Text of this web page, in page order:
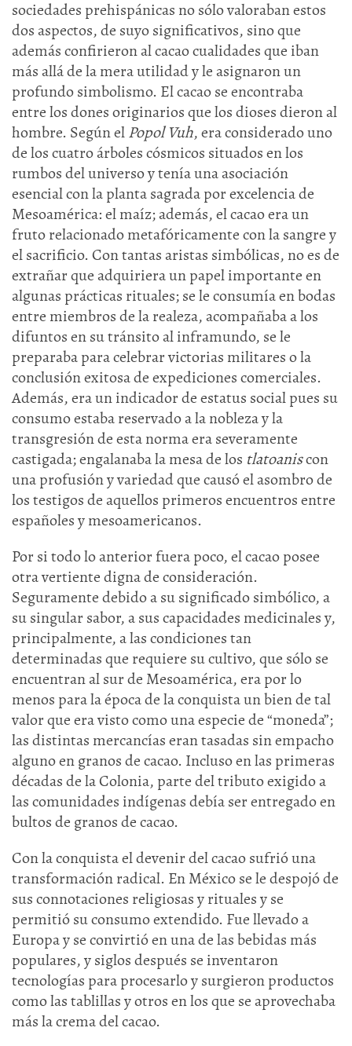
sociedades prehispánicas no sólo valoraban estos
dos aspectos, de suyo significativos, sino que
además confirieron al cacao cualidades que iban
más allá de la mera utilidad y le asignaron un
profundo simbolismo. El cacao se encontraba
entre los dones originarios que los dioses dieron al
hombre. Según elPopol Vuh, era considerado uno
de los cuatro árboles cósmicos situados en los
rumbos del universo y tenía una asociación
esencial con la planta sagrada por excelencia de
Mesoamérica: el maíz; además, el cacao era un
fruto relacionado metafóricamente con la sangre y
el sacrificio. Con tantas aristas simbólicas, no es de
extrañar que adquiriera un papel importante en
algunas prácticas rituales; se le consumía en bodas
entre miembros de la realeza, acompañaba a los
difuntos en su tránsito al inframundo, se le
preparaba para celebrar victorias militares o la
conclusión exitosa de expediciones comerciales.
Además, era un indicador de estatus social pues su
consumo estaba reservado a la nobleza y la
transgresión de esta norma era severamente
castigada; engalanaba la mesa de los tlatoaniscon
una profusión y variedad que causó el asombro de
los testigos de aquellos primeros encuentros entre
españoles y mesoamericanos.
Por si todo lo anterior fuera poco, el cacao posee
otra vertiente digna de consideración.
Seguramente debido a su significado simbólico, a
su singular sabor, a sus capacidades medicinales y,
principalmente, a las condiciones tan
determinadas que requiere su cultivo, que sólo se
encuentran al sur de Mesoamérica, era por lo
menos para la época de la conquista un bien de tal
valor que era visto como una especie de “moneda”;
las distintas mercancías eran tasadas sin empacho
alguno en granos de cacao. Incluso en las primeras
décadas de la Colonia, parte del tributo exigido a
las comunidades indígenas debía ser entregado en
bultos de granos de cacao.
Con la conquista el devenir del cacao sufrió una
transformación radical. En México se le despojó de
sus connotaciones religiosas y rituales y se
permitió su consumo extendido. Fue llevado a
Europa y se convirtió en una de las bebidas más
populares, y siglos después se inventaron
tecnologías para procesarlo y surgieron productos
como las tablillas y otros en los que se aprovechaba
más la crema del cacao.